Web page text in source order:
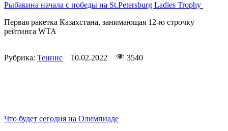
Рыбакина начала с победы на St.Petersburg Ladies Trophy
Первая ракетка Казахстана, занимающая 12-ю строчку
рейтинга WTA
Рубрика: Теннис 10.02.2022 3540
Что будет сегодня на Олимпиаде